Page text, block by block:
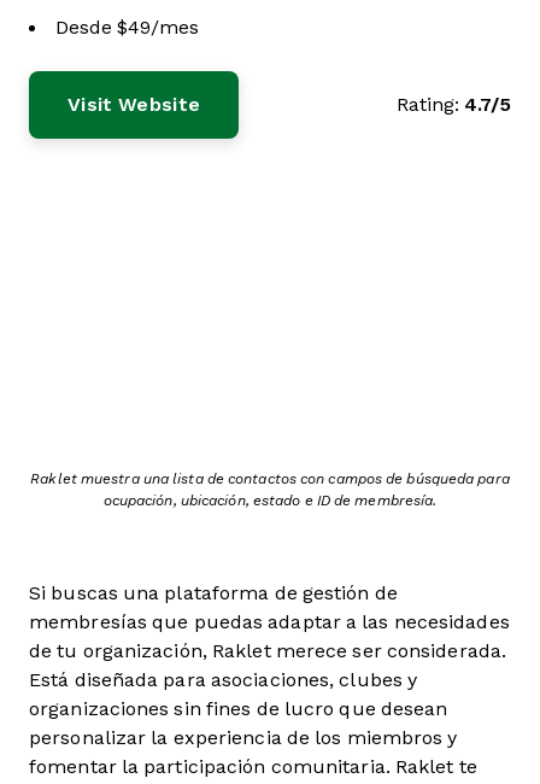
Desde $49/mes
Visit Website Rating: 4.7/5
Raklet muestra una lista de contactos con campos de búsqueda para
ocupación, ubicación, estado e ID de membresía.
Si buscas una plataforma de gestión de
membresías que puedas adaptar a las necesidades
de tu organización, Raklet merece ser considerada.
Está diseñada para asociaciones, clubes y
organizaciones sin fines de lucro que desean
personalizar la experiencia de los miembros y
fomentar la participación comunitaria. Raklet te